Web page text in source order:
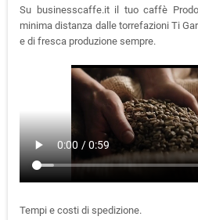
Su businesscaffe.it il tuo caffè
minima distanza dalle torrefazioni Ti
e di fresca produzione sempre.
Tempi e costi di spedizione.